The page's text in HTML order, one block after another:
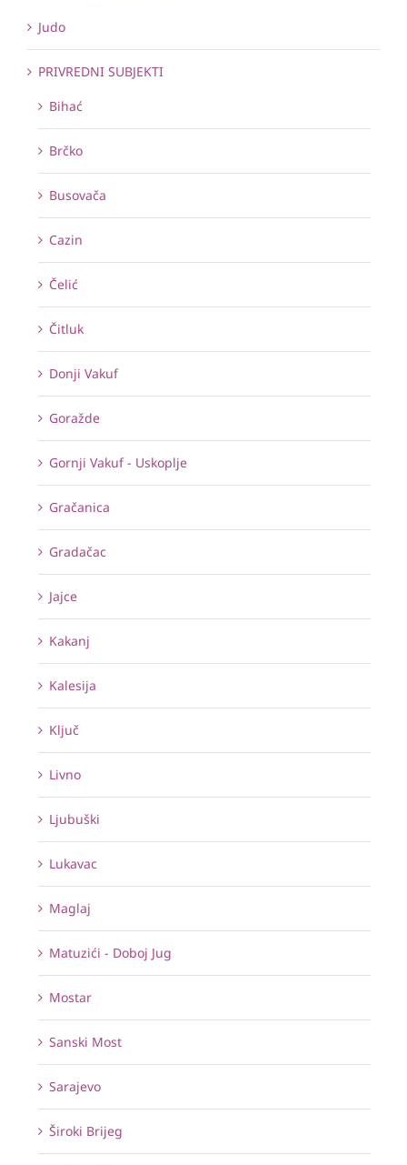
Judo
PRIVREDNI SUBJEKTI
Bihać
Brčko
Busovača
Cazin
Čelić
Čitluk
Donji Vakuf
Goražde
Gornji Vakuf - Uskoplje
Gračanica
Gradačac
Jajce
Kakanj
Kalesija
Ključ
Livno
Ljubuški
Lukavac
Maglaj
Matuzići - Doboj Jug
Mostar
Sanski Most
Sarajevo
Široki Brijeg